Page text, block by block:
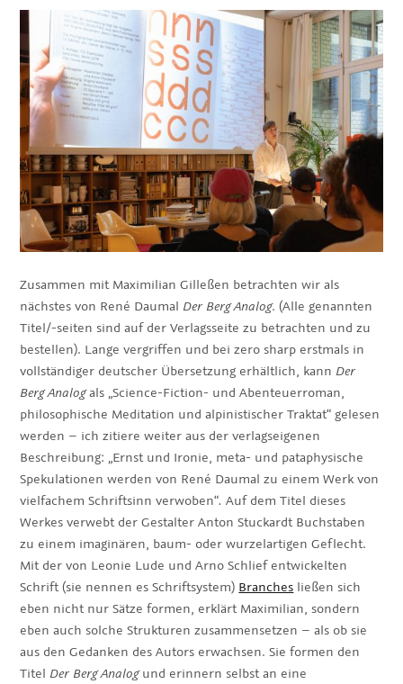
Zusammen mit Maximilian Gilleßen betrachten wir als
nächstes von René Daumal Der Berg Analog. (Alle genannten
Titel/-seiten sind auf der Verlagsseite zu betrachten und zu
bestellen). Lange vergriffen und bei zero sharp erstmals in
vollständiger deutscher Übersetzung erhältlich, kann Der
Berg Analogals „Science-Fiction- und Abenteuerroman,
philosophische Meditation und alpinistischer Traktat“ gelesen
werden – ich zitiere weiter aus der verlagseigenen
Beschreibung: „Ernst und Ironie, meta- und pataphysische
Spekulationen werden von René Daumal zu einem Werk von
vielfachem Schriftsinn verwoben“. Auf dem Titel dieses
Werkes verwebt der Gestalter Anton Stuckardt Buchstaben
zu einem imaginären, baum- oder wurzelartigen Geflecht.
Mit der von Leonie Lude und Arno Schlief entwickelten
Schrift (sie nennen es Schriftsystem) Branches ließen sich
eben nicht nur Sätze formen, erklärt Maximilian, sondern
eben auch solche Strukturen zusammensetzen – als ob sie
aus den Gedanken des Autors erwachsen. Sie formen den
Titel Der Berg Analogund erinnern selbst an eine